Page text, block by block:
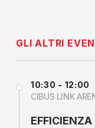
GLI ALTRI
10:30 - 12:00
CIBUS LINK